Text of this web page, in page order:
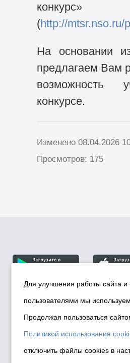
конкурс»
(http://mtsr.nso.ru/
На основании
предлагаем Вам
возможность
конкурсе.
Изменено 08.04.2026
Просмотров: 175
© Департамент
города Новосибирска, 2026
Политика использования
Политика по обработке
данных в
Для улучшения работы сайта и
пользователями мы
Продолжая пользоваться
Политикой использования
отключить файлы cookies в